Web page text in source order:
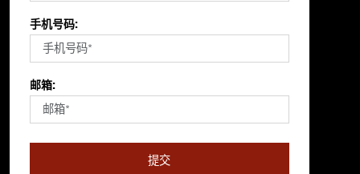
手机号码:
邮箱:
提交